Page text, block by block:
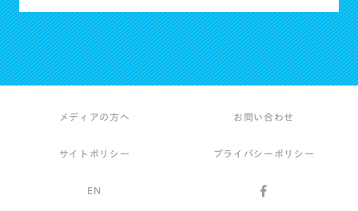
メディアの方へ お問い合わせ
サイトポリシー プライバシーポリシー
EN